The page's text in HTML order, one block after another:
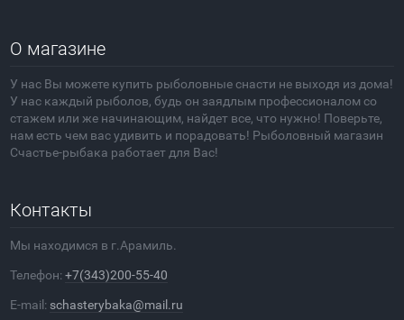
О магазине
У нас Вы можете купить рыболовные снасти не выходя из дома!
У нас каждый рыболов, будь он заядлым профессионалом со
стажем или же начинающим, найдет все, что нужно! Поверьте,
нам есть чем вас удивить и порадовать! Рыболовный магазин
Счастье-рыбака работает для Вас!
Контакты
Мы находимся в г.Арамиль.
Телефон:+7(343)200-55-40
E-mail: schasterybaka@mail.ru